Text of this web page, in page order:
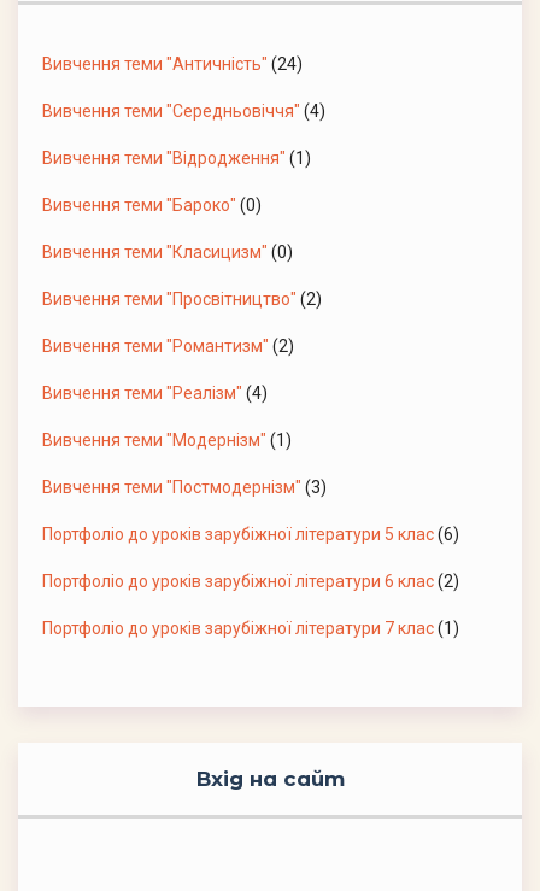
Вивчення теми "Античність" (24)
Вивчення теми "Середньовіччя" (4)
Вивчення теми "Відродження" (1)
Вивчення теми "Бароко" (0)
Вивчення теми "Класицизм" (0)
Вивчення теми "Просвітництво" (2)
Вивчення теми "Романтизм" (2)
Вивчення теми "Реалізм" (4)
Вивчення теми "Модернізм" (1)
Вивчення теми "Постмодернізм" (3)
Портфоліо до уроків зарубіжної літератури 5 клас(6)
Портфоліо до уроків зарубіжної літератури 6 клас(2)
Портфоліо до уроків зарубіжної літератури 7 клас(1)
Вхід на сайт